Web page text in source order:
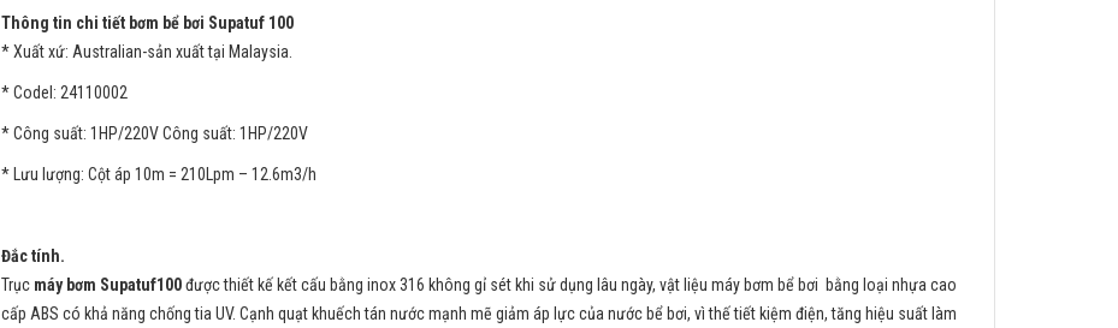
Thông tin chi tiết bơm bể bơi Supatuf 100
* Xuất xứ: Australian-sản xuất tại Malaysia.
* Codel: 24110002
* Công suất: 1HP/220V Công suất: 1HP/220V
* Lưu lượng: Cột áp 10m = 210Lpm – 12.6m3/h
Đắc tính.
Trục máy bơm Supatuf100được thiết kế kết cấu bằng inox 316 không gỉ sét khi sử dụng lâu ngày, vật liệu máy bơm bể bơi bằng loại nhựa cao
cấp ABS có khả năng chống tia UV. Cạnh quạt khuếch tán nước mạnh mẽ giảm áp lực của nước bể bơi, vì thế tiết kiệm điện, tăng hiệu suất làm